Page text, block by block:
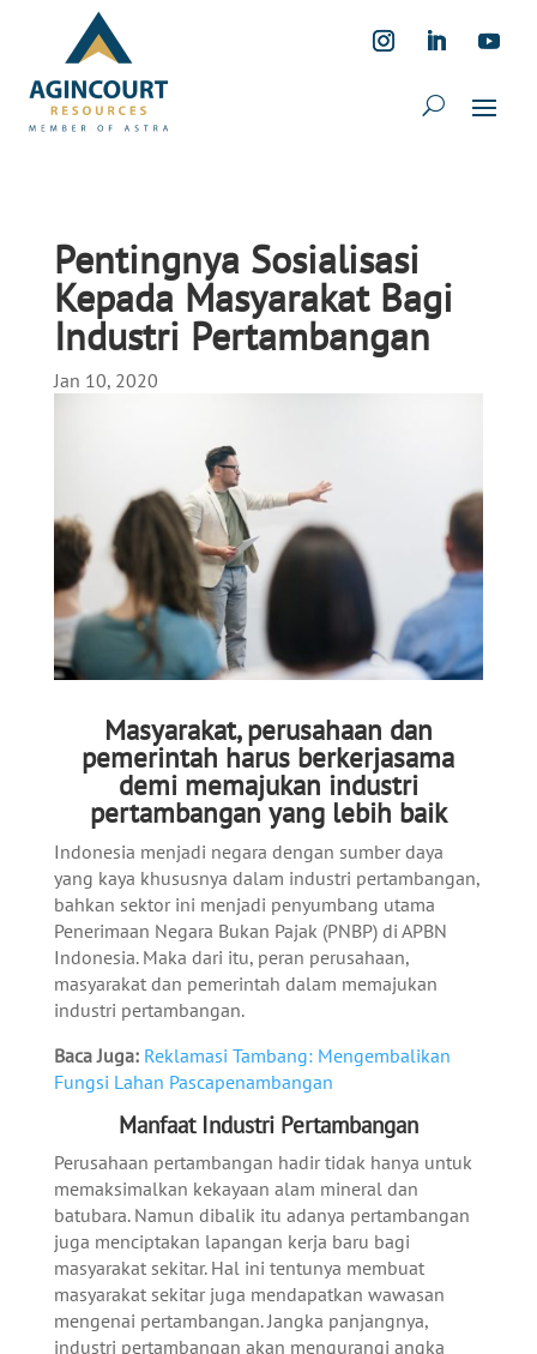
Pentingnya Sosialisasi
Kepada Masyarakat Bagi
Industri Pertambangan
Jan 10, 2020
Masyarakat, perusahaan dan
pemerintah harus berkerjasama
demi memajukan industri
pertambangan yang lebih baik
Indonesia menjadi negara dengan sumber daya
yang kaya khususnya dalam industri pertambangan,
bahkan sektor ini menjadi penyumbang utama
Penerimaan Negara Bukan Pajak (PNBP) di APBN
Indonesia. Maka dari itu, peran perusahaan,
masyarakat dan pemerintah dalam memajukan
industri pertambangan.
Baca Juga: Reklamasi Tambang:Mengembalikan
Fungsi Lahan Pascapenambangan
Manfaat Industri Pertambangan
Perusahaan pertambangan hadir tidak hanya untuk
memaksimalkan kekayaan alam mineral dan
batubara. Namun dibalik itu adanya pertambangan
juga menciptakan lapangan kerja baru bagi
masyarakat sekitar. Hal ini tentunya membuat
masyarakat sekitar juga mendapatkan wawasan
mengenai pertambangan. Jangka panjangnya,
industri pertambangan akan mengurangi angka